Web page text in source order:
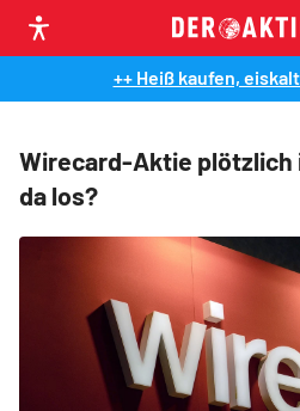
++ Heiß kaufen,
Wirecard-Aktie plötzlich
da los?